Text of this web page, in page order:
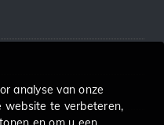
analyse van onze
website te verbeteren,